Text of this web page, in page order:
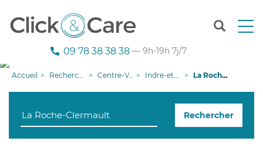
T
n
g
09 78 38 38 38 — 9h-19h 7j/7
Accueil Recherche aide à domicile Centre-Val de Loire Indre-et-Loire La Roche-Clermault
Rechercher